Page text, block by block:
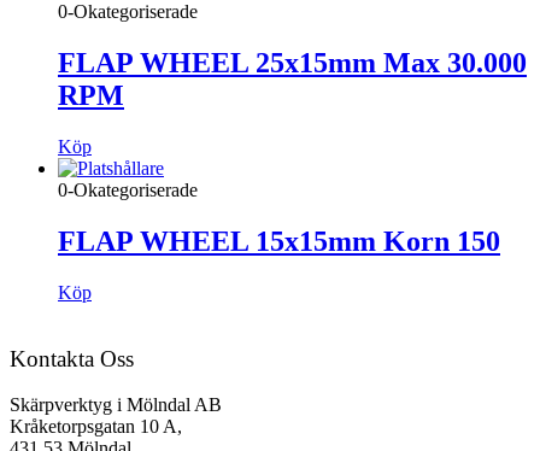
0-Okategoriserade
FLAP WHEEL 25x15mm Max 30.000
RPM
Köp
0-Okategoriserade
FLAP WHEEL 15x15mm Korn 150
Köp
Kontakta Oss
Skärpverktyg i Mölndal AB
Kråketorpsgatan 10 A,